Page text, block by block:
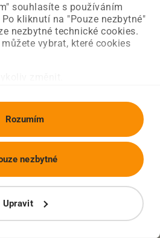
souhlasíte s používáním
kliknutí na "Pouze nezbytné"
nezbytné technické cookies.
vybrat, které cookies
Rozumím
Upravit
nezbytné
Úvodní strana